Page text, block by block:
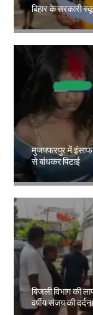
बिहार के सरकारी
Amit Lekh
मुजफ्फरपुर में इंसाफ
से बांधकर पिटाई
Amit Lekh
बिजली विभाग की
वर्षीय संजय की